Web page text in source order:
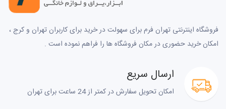
فروشگاه اینترنتی تهران فرم برای سهولت در خرید برای کاربران تهران و کرج ،
امکان خرید حضوری در مکان فروشگاه ها را فراهم نموده است .
ارسال سریع
امکان تحویل سفارش در کمتر از 24 ساعت برای تهران